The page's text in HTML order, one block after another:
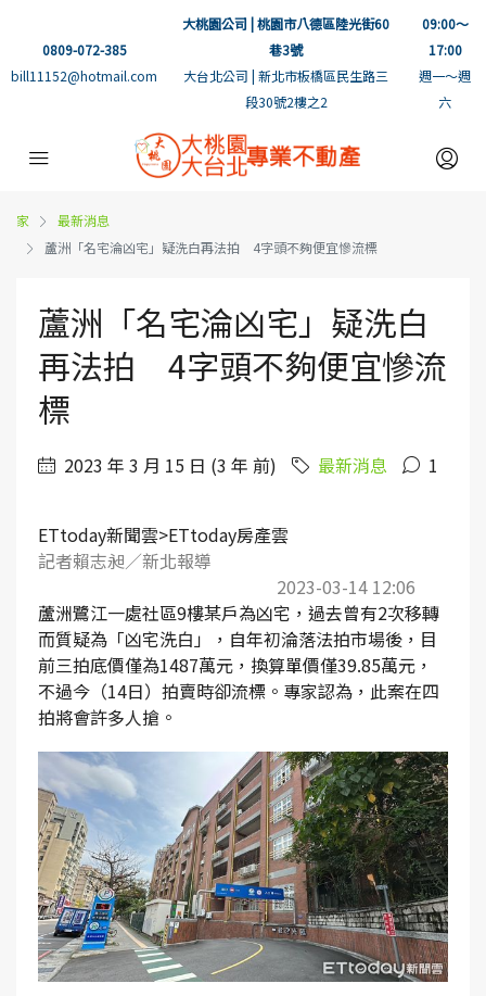
0809-072-385
bill11152@hotmail.com
大桃園公司 | 桃園市八德區陸光街60
巷3號
大台北公司 | 新北市板橋區民生路三
段30號2樓之2
09:00～
17:00
週一～週
六
家
最新消息
蘆洲「名宅淪凶宅」疑洗白再法拍 4字頭不夠便宜慘流標
蘆洲「名宅淪凶宅」疑洗白
再法拍 4字頭不夠便宜慘流
標
2023 年 3 月 15 日 (3 年 前) 最新消息 1
ETtoday新聞雲>ETtoday房產雲
記者賴志昶／新北報導
2023-03-14 12:06
蘆洲鷺江一處社區9樓某戶為凶宅，過去曾有2次移轉
而質疑為「凶宅洗白」，自年初淪落法拍市場後，目
前三拍底價僅為1487萬元，換算單價僅39.85萬元，
不過今（14日）拍賣時卻流標。專家認為，此案在四
拍將會許多人搶。